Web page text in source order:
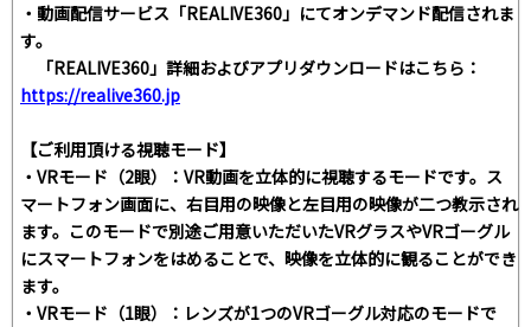
・動画配信サービス「REALIVE360」にてオンデマンド配信されま
す。
「REALIVE360」詳細およびアプリダウンロードはこちら：
https://realive360.jp
【ご利用頂ける視聴モード】
・VRモード（2眼）：VR動画を立体的に視聴するモードです。ス
マートフォン画面に、右目用の映像と左目用の映像が二つ教示され
ます。このモードで別途ご用意いただいたVRグラスやVRゴーグル
にスマートフォンをはめることで、映像を立体的に観ることができ
ます。
・VRモード（1眼）：レンズが1つのVRゴーグル対応のモードで